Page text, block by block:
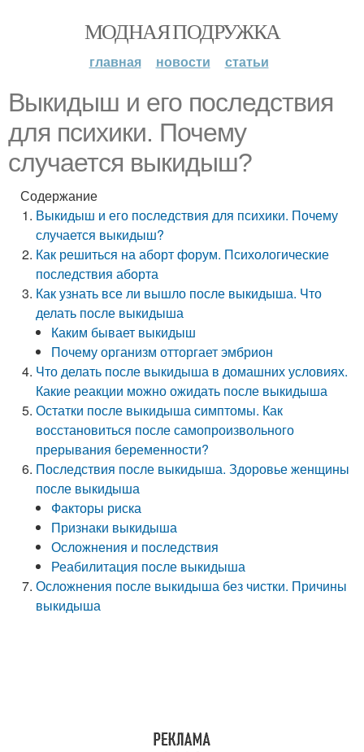
МОДНАЯ ПОДРУЖКА
главная новости статьи
Выкидыш и его последствия
для психики. Почему
случается выкидыш?
Содержание
Выкидыш и его последствия для психики. Почему
случается выкидыш?
Как решиться на аборт форум. Психологические
последствия аборта
Как узнать все ли вышло после выкидыша. Что
делать после выкидыша
Каким бывает выкидыш
Почему организм отторгает эмбрион
Что делать после выкидыша в домашних условиях.
Какие реакции можно ожидать после выкидыша
Остатки после выкидыша симптомы. Как
восстановиться после самопроизвольного
прерывания беременности?
Последствия после выкидыша. Здоровье женщины
после выкидыша
Факторы риска
Признаки выкидыша
Осложнения и последствия
Реабилитация после выкидыша
Осложнения после выкидыша без чистки. Причины
выкидыша